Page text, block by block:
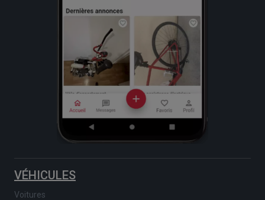
VÉHICULES
Voitures